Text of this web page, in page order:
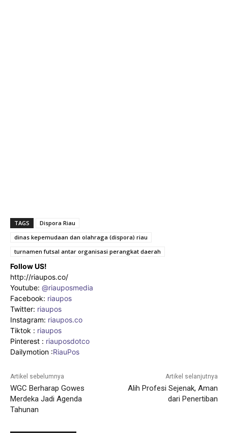
TAGS
Dispora Riau
dinas kepemudaan dan olahraga (dispora) riau
turnamen futsal antar organisasi perangkat daerah
Follow US!
http://riaupos.co/
Youtube: @riauposmedia
Facebook: riaupos
Twitter: riaupos
Instagram: riaupos.co
Tiktok : riaupos
Pinterest : riauposdotco
Dailymotion :RiauPos
Artikel sebelumnya
WGC Berharap Gowes
Merdeka Jadi Agenda
Tahunan
Artikel selanjutnya
Alih Profesi Sejenak, Aman
dari Penertiban